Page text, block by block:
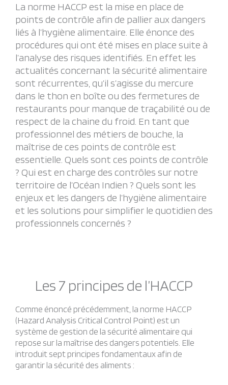
La norme HACCP est la mise en place de
points de contrôle afin de pallier aux dangers
liés à l’hygiène alimentaire. Elle énonce des
procédures qui ont été mises en place suite à
l’analyse des risques identifiés. En effet les
actualités concernant la sécurité alimentaire
sont récurrentes, qu’il s’agisse du mercure
dans le thon en boîte ou des fermetures de
restaurants pour manque de traçabilité ou de
respect de la chaine du froid. En tant que
professionnel des métiers de bouche, la
maîtrise de ces points de contrôle est
essentielle. Quels sont ces points de contrôle
? Qui est en charge des contrôles sur notre
territoire de l’Océan Indien ? Quels sont les
enjeux et les dangers de l’hygiène alimentaire
et les solutions pour simplifier le quotidien des
professionnels concernés ?
Les 7 principes de l’HACCP
Comme énoncé précédemment, la norme HACCP
(Hazard Analysis Critical Control Point) est un
système de gestion de la sécurité alimentaire qui
repose sur la maîtrise des dangers potentiels. Elle
introduit sept principes fondamentaux afin de
garantir la sécurité des aliments :